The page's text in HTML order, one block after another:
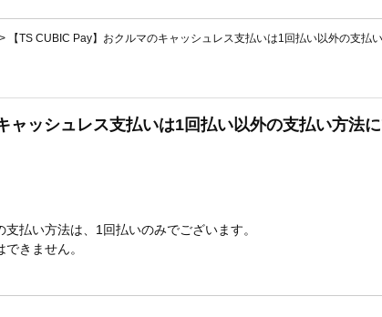
>
【TS CUBIC Pay】おクルマのキャッシュレス支払いは1回払い以外の支払
ャッシュレス支払いは1回払い以外の支払い方法
払い方法は、1回払いのみでございます。
きません。